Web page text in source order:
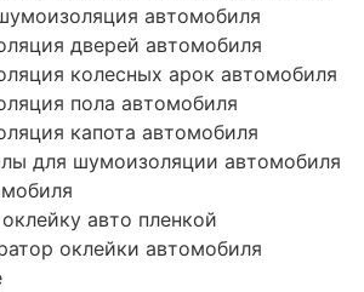
автомобиля
дверей автомобиля
колесных арок автомобиля
пола автомобиля
капота автомобиля
для шумоизоляции автомобиля
авто пленкой
оклейки автомобиля